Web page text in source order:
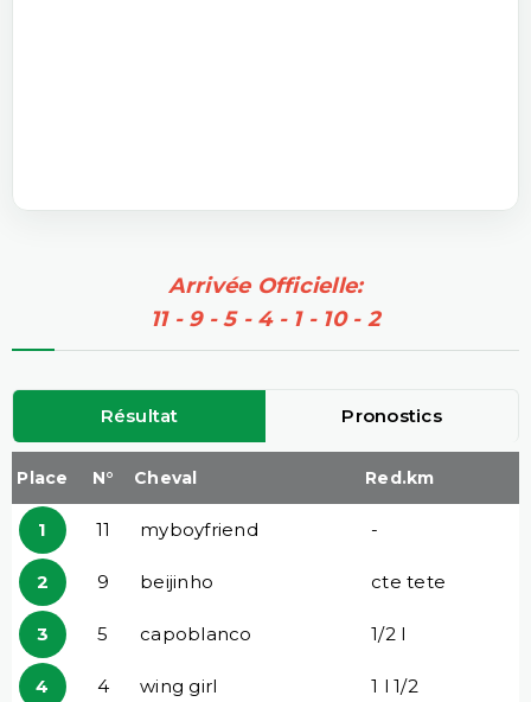
Arrivée Officielle:
11 - 9 - 5 - 4 - 1 - 10 - 2
Résultat Pronostics
Place N° Cheval Red.km
1 11 myboyfriend -
2 9 beijinho cte tete
3 5 capoblanco 1/2 l
4 4 wing girl 1 l 1/2